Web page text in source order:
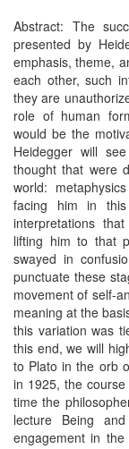
Abstract: The
presented by
emphasis, theme,
each other, such
they are
role of human
would be the
Heidegger will
thought that were
world:
facing him in this
interpretations
lifting him to that
swayed in
punctuate these
movement of self-
meaning at the
this variation was
this end, we will
to Plato in the orb
in 1925, the
time the
lecture Being
engagement in